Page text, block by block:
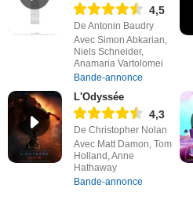
4,5
De Antonin Baudry
Avec Simon Abkarian,
Niels Schneider,
Anamaria Vartolomei
Bande-annonce
L'Odyssée
4,3
De Christopher Nolan
Avec Matt Damon, Tom
Holland, Anne
Hathaway
Bande-annonce